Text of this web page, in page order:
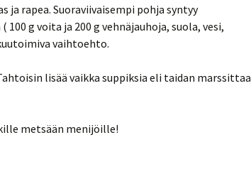
rapea. Suoraviivaisempi pohja syntyy
g voita ja 200 g vehnäjauhoja, suola, vesi,
vaihtoehto.
lisää vaikka suppiksia eli taidan marssittaa
metsään menijöille!